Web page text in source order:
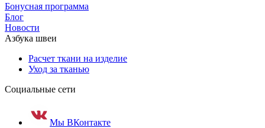
Бонусная программа
Блог
Новости
Азбука швеи
Расчет ткани на изделие
Уход за тканью
Социальные сети
Мы ВКонтакте